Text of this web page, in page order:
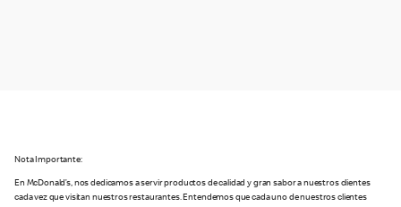
Nota Importante:
En McDonald’s, nos dedicamos a servir productos de calidad y gran sabor a nuestros clientes
cada vez que visitan nuestros restaurantes. Entendemos que cada uno de nuestros clientes